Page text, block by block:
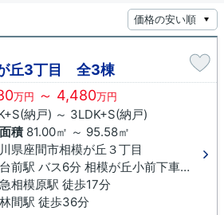
丘3丁目 全3棟
万円 ～ 4,480万円
納戸) ～ 3LDK+S(納戸)
積81.00㎡ ～ 95.58㎡
県座間市相模が丘３丁目
相武台前駅 バス6分 相模が丘小前下車 徒歩2分
相模原駅 徒歩17分
間駅 徒歩36分